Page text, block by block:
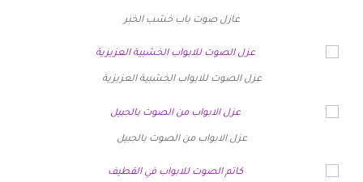
عازل صوت باب خشب الخبر
عزل الصوت للابواب الخشبية العزيزية
عزل الابواب من الصوت بالجبيل